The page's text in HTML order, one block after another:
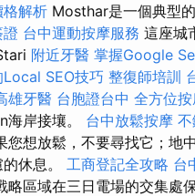
解析 Mosthar是一個典型
台中運動按摩服務 這座城
附近牙醫 掌握Google
SEO技巧 整復師培訓
雄牙醫 台胞證台中 全方位
海岸接壤。 台中放鬆按摩
您想放鬆，不要尋找它；地
休息。 工商登記全攻略 台
略區域在三日電場的交集處